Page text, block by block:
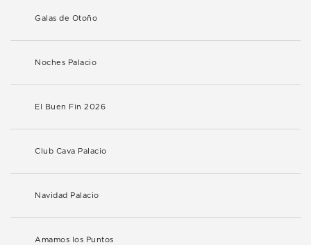
Galas de Otoño
Noches Palacio
El Buen Fin 2026
Club Cava Palacio
Navidad Palacio
Amamos los Puntos